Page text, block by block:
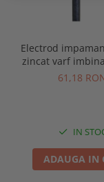
Electrod
zincat varf
se vand pachet de
61,18
IN
ADAUGA IN